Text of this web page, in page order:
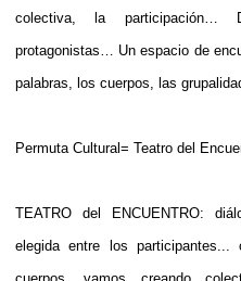
colectiva, la participación…
protagonistas… Un espacio de
palabras, los cuerpos, las
Permuta Cultural= Teatro del
TEATRO del ENCUENTRO:
elegida entre los